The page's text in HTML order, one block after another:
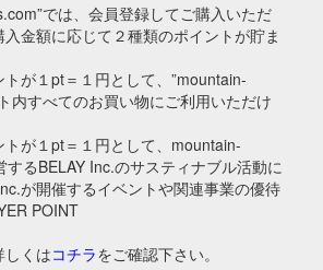
では、会員登録してご購入いただ
金額に応じて２種類のポイントが貯ま
トが１pt＝１円として、”mountain-
内すべてのお買い物にご利用いただけ
トが１pt＝１円として、mountain-
るBELAY Inc.のサスティナブル活動に
が開催するイベントや関連事業の優待
POINT
しくはコチラをご確認下さい。